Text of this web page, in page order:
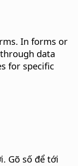
In forms or
data
for specific
Gõ số để tới